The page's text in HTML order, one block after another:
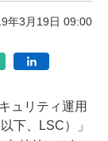
年3月19日 09:00
ュリティ運用
下、LSC）」